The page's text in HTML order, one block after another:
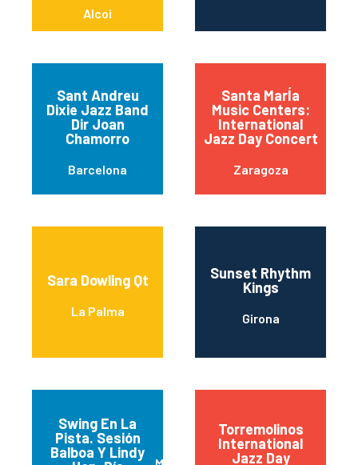
Alcoi
Sant Andreu
Dixie Jazz Band
Dir Joan
Chamorro
Barcelona
Santa MarÍa
Music Centers:
International
Jazz Day Concert
Zaragoza
Sara Dowling Qt
La Palma
Sunset Rhythm
Kings
Girona
Swing En La
Pista. Sesión
Balboa Y Lindy
Torremolinos
International
Jazz Day